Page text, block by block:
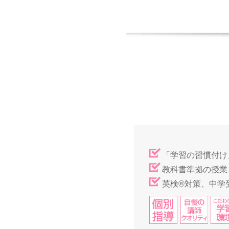
「学習の習慣付
教科書準拠の授
英検®対策、中学